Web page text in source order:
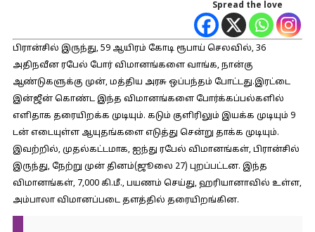
Spread the love
பிரான்சில் இருந்து, 59 ஆயிரம் கோடி ரூபாய் செலவில், 36
அதிநவீன ரபேல் போர் விமானங்களை வாங்க, நான்கு
ஆண்டுகளுக்கு முன், மத்திய அரசு ஒப்பந்தம் போட்டது.இரட்டை
இன்ஜீன் கொண்ட இந்த விமானங்களை போர்க்கப்பல்களில்
எளிதாக தரையிறக்க முடியும். கடும் குளிரிலும் இயக்க முடியும் 9
டன் எடையுள்ள ஆயுதங்களை எடுத்து சென்று தாக்க முடியும்.
இவற்றில், முதல்கட்டமாக, ஐந்து ரபேல் விமானங்கள், பிரான்சில்
இருந்து, நேற்று முன் தினம்(ஜூலை 27) புறப்பட்டன. இந்த
விமானங்கள், 7,000 கி.மீ., பயணம் செய்து, ஹரியானாவில் உள்ள,
அம்பாலா விமானப்படை தளத்தில் தரையிறங்கின.